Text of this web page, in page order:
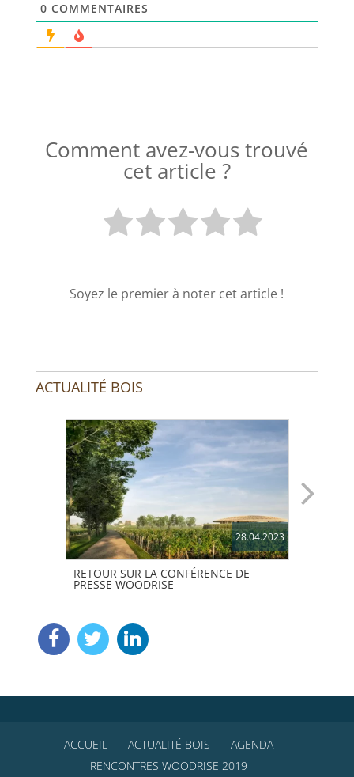
0 COMMENTAIRES
Comment avez-vous trouvé
cet article ?
Soyez le premier à noter cet article !
ACTUALITÉ BOIS
28.04.2023
RETOUR SUR LA CONFÉRENCE DE
PRESSE WOODRISE
ACCUEIL ACTUALITÉ BOIS
AGENDA
RENCONTRES WOODRISE 2019